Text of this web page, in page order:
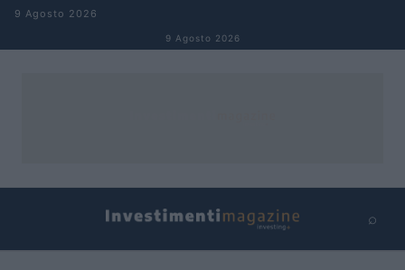
Salta al contenuto
9 Agosto 2026
9 Agosto 2026
⌕